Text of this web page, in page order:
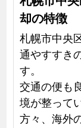
却の特徴
札幌市中央
通やすすき
す。
交通の便も
境が整って
方々、海外